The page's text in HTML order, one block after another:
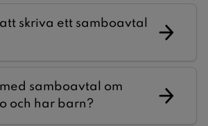
skriva ett samboavtal
samboavtal om
och har barn?